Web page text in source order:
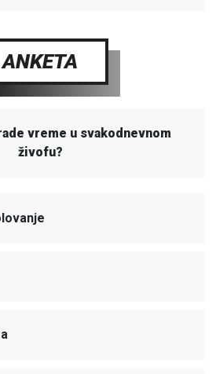
ANKETA
vreme u svakodnevnom
živofu?